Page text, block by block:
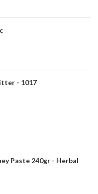
- 1017
Paste 240gr - Herbal